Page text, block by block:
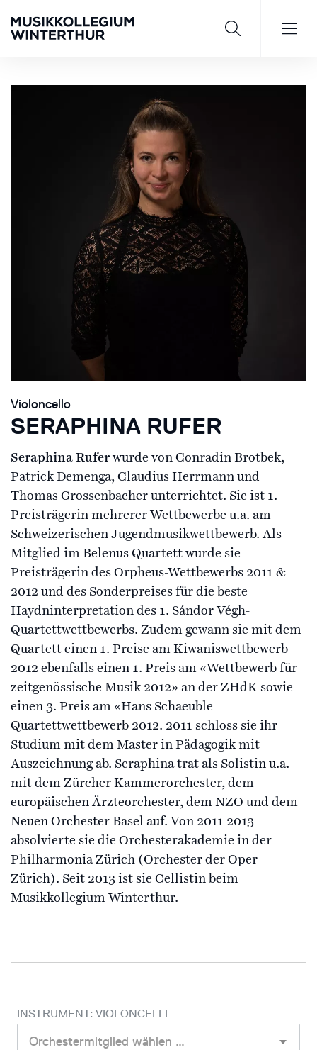
Saisonprogramm 26/27
JETZT ENTDECKEN
Violoncello
SERAPHINA RUFER
Seraphina Rufer wurde von Conradin Brotbek,
Patrick Demenga, Claudius Herrmann und
Thomas Grossenbacher unterrichtet. Sie ist 1.
Preisträgerin mehrerer Wettbewerbe u.a. am
Schweizerischen Jugendmusikwettbewerb. Als
Mitglied im Belenus Quartett wurde sie
Preisträgerin des Orpheus-Wettbewerbs 2011 &
2012 und des Sonderpreises für die beste
Haydninterpretation des 1. Sándor Végh-
Quartettwettbewerbs. Zudem gewann sie mit dem
Quartett einen 1. Preise am Kiwaniswettbewerb
2012 ebenfalls einen 1. Preis am «Wettbewerb für
zeitgenössische Musik 2012» an der ZHdK sowie
einen 3. Preis am «Hans Schaeuble
Quartettwettbewerb 2012. 2011 schloss sie ihr
Studium mit dem Master in Pädagogik mit
Auszeichnung ab. Seraphina trat als Solistin u.a.
mit dem Zürcher Kammerorchester, dem
europäischen Ärzteorchester, dem NZO und dem
Neuen Orchester Basel auf. Von 2011-2013
absolvierte sie die Orchesterakademie in der
Philharmonia Zürich (Orchester der Oper
Zürich). Seit 2013 ist sie Cellistin beim
Musikkollegium Winterthur.
INSTRUMENT: VIOLONCELLI
Orchestermitglied wählen …